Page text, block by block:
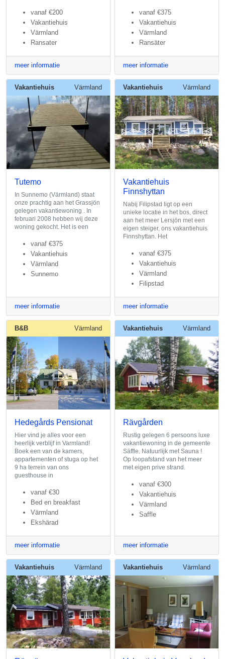
vanaf €200
Vakantiehuis
Värmland
Ransater
meer informatie
vanaf €375
Vakantiehuis
Värmland
Ransäter
meer informatie
Vakantiehuis Värmland
Tutemo
In Sunnemo (Värmland) staat
onze prachtig aan het Grassjön
gelegen vakantiewoning . In
februari 2008 hebben wij deze
woning gekocht. Het is een
vanaf €375
Vakantiehuis
Värmland
Sunnemo
meer informatie
Vakantiehuis Värmland
Vakantiehuis
Finnshyttan
Nabij Filipstad ligt op een
unieke locatie in het bos, direct
aan het meer Lersjön met een
eigen steiger, ons vakantiehuis
Finnshyttan. Het
vanaf €375
Vakantiehuis
Värmland
Filipstad
meer informatie
B&B Värmland
Hedegårds Pensionat
Hier vind je alles voor een
heerlijk verblijf in Varmland!
Boek een van de kamers,
appartementen of stuga op het
9 ha terrein van ons
guesthouse in
vanaf €30
Bed en breakfast
Värmland
Ekshärad
meer informatie
Vakantiehuis Värmland
Rävgården
Rustig gelegen 6 persoons luxe
vakantiewoning in de gemeente
Säffle. Natuurlijk met Sauna !
Op loopafstand van het meer
met eigen prive strand.
vanaf €300
Vakantiehuis
Värmland
Saffle
meer informatie
Vakantiehuis Värmland Vakantiehuis Värmland